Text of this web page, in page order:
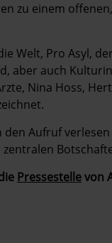
zu einem
Welt, Pro Asyl,
aber auch
Nina Hoss,
Aufruf
Pressestellevon